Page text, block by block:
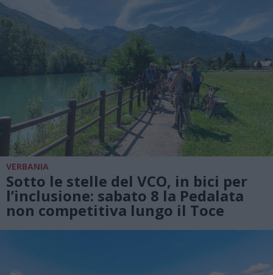
VERBANIA
Sotto le stelle del VCO, in bici per
l’inclusione: sabato 8 la Pedalata
non competitiva lungo il Toce